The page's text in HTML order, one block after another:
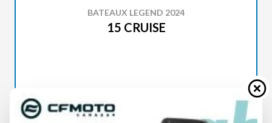
BATEAUX LEGEND 2024
15 CRUISE